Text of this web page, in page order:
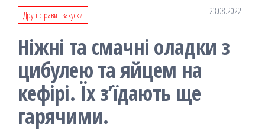
Другі страви і закуски 23.08.2022
Ніжні та смачні оладки з
цибулею та яйцем на
кефірі. Їх з’їдають ще
гарячими.